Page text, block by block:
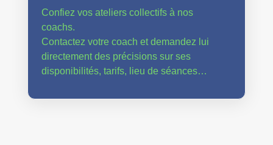
Confiez vos ateliers collectifs à nos
coachs.
Contactez votre coach et demandez lui
directement des précisions sur ses
disponibilités, tarifs, lieu de séances…